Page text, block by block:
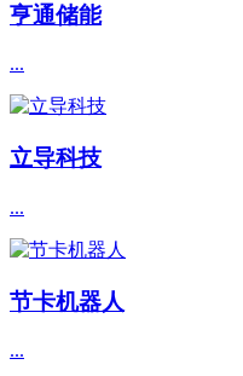
亨通储能
...
立导科技
...
节卡机器人
...